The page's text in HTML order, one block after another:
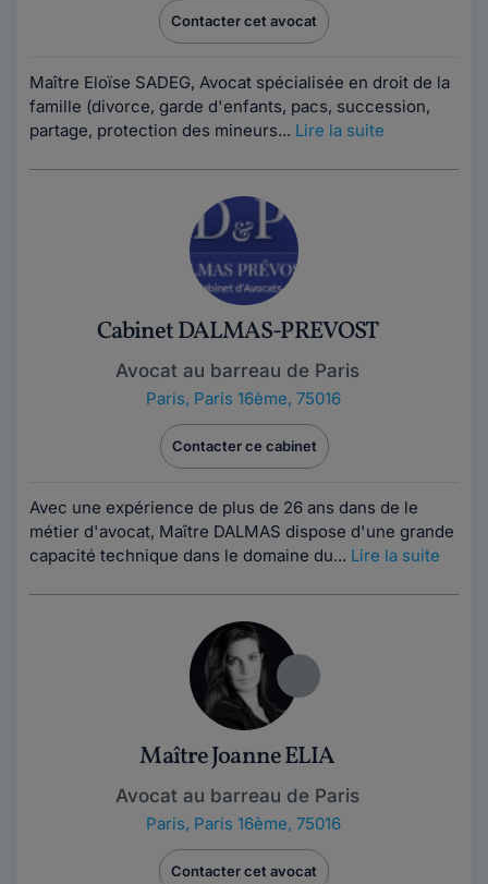
Contacter cet avocat
Maître Eloïse SADEG, Avocat spécialisée en droit de la
famille (divorce, garde d'enfants, pacs, succession,
partage, protection des mineurs... Lire la suite
Cabinet DALMAS-PREVOST
Avocat au barreau de Paris
Paris, Paris 16ème, 75016
Contacter ce cabinet
Avec une expérience de plus de 26 ans dans de le
métier d'avocat, Maître DALMAS dispose d'une grande
capacité technique dans le domaine du... Lire la suite
Maître Joanne ELIA
Avocat au barreau de Paris
Paris, Paris 16ème, 75016
Contacter cet avocat